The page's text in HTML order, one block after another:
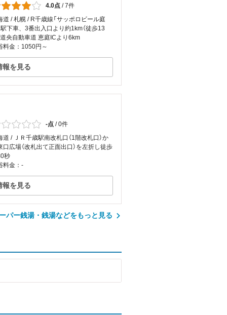
4.0点 /7件
道 / 札幌 / R千歳線「サッポロビール庭
駅下車、3番出入口より約1km（徒歩13
道央自動車道 恵庭ICより6km
料金：1050円～
報を見る
-点 /0件
道 / ＪＲ千歳駅南改札口（1階改札口）か
口広場（改札出て正面出口）を左折し徒歩
秒
料金：-
報を見る
パー銭湯・銭湯などをもっと見る